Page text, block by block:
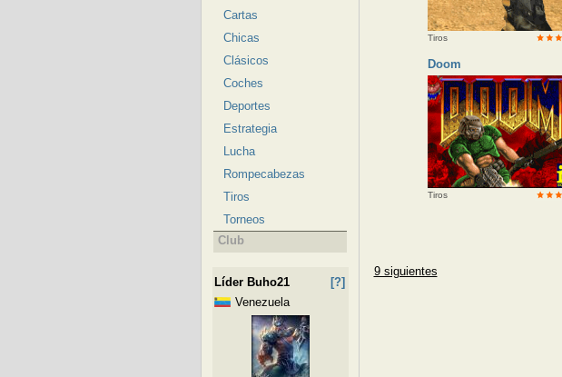
Cartas
Chicas
Clásicos
Coches
Deportes
Estrategia
Lucha
Rompecabezas
Tiros
Torneos
Club
Líder Buho21
[?]
Venezuela
Tiros
Doom
Tiros
9 siguientes